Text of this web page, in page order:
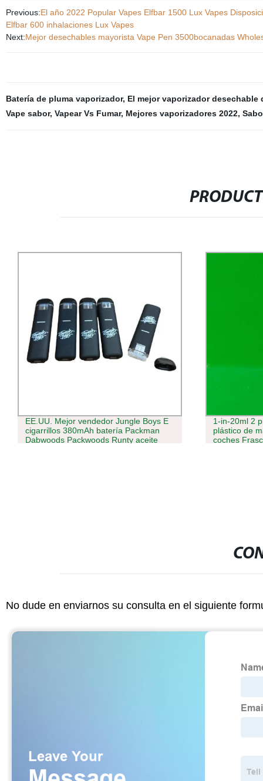
Previous:El año 2022 Popular Vapes Elfbar 1500 Lux Vapes
Elfbar 600 inhalaciones Lux Vapes
Next:Mejor desechables mayorista Vape Pen 3500bocanadas
Batería de pluma vaporizador, El mejor vaporizador desechable
Vape sabor, Vapear Vs Fumar, Mejores vaporizadores 2022,
1-in-20ml 2 pluma de retoque para el
plástico de mascotas de pintura de
coches Frasco con cepillo y aplicador
Randm E-
Factory UK
NIC Podós
No dude en enviarnos su consulta en el siguiente